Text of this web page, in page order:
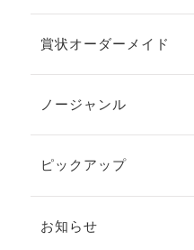
賞状オーダーメイド
ノージャンル
ピックアップ
お知らせ